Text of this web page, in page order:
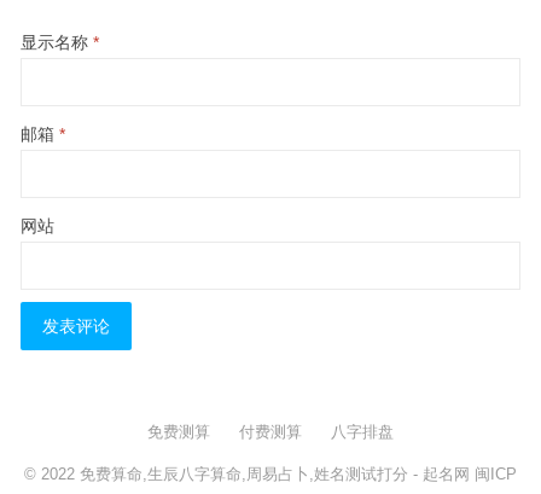
显示名称 *
邮箱 *
网站
免费测算 付费测算 八字排盘
© 2022 免费算命,生辰八字算命,周易占卜,姓名测试打分 - 起名网 闽ICP